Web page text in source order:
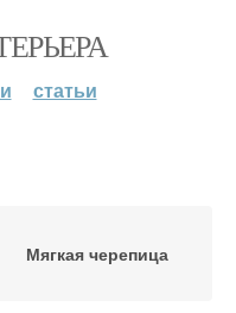
статьи
Мягкая черепица